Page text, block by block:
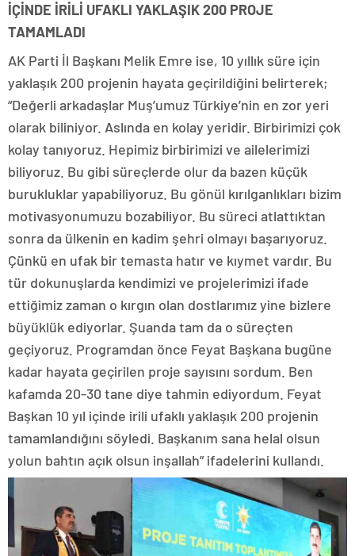
İÇİNDE İRİLİ UFAKLI YAKLAŞIK 200 PROJE
TAMAMLADI
AK Parti İl Başkanı Melik Emre ise, 10 yıllık süre için
yaklaşık 200 projenin hayata geçirildiğini belirterek;
“Değerli arkadaşlar Muş’umuz Türkiye’nin en zor yeri
olarak biliniyor. Aslında en kolay yeridir. Birbirimizi çok
kolay tanıyoruz. Hepimiz birbirimizi ve ailelerimizi
biliyoruz. Bu gibi süreçlerde olur da bazen küçük
burukluklar yapabiliyoruz. Bu gönül kırılganlıkları bizim
motivasyonumuzu bozabiliyor. Bu süreci atlattıktan
sonra da ülkenin en kadim şehri olmayı başarıyoruz.
Çünkü en ufak bir temasta hatır ve kıymet vardır. Bu
tür dokunuşlarda kendimizi ve projelerimizi ifade
ettiğimiz zaman o kırgın olan dostlarımız yine bizlere
büyüklük ediyorlar. Şuanda tam da o süreçten
geçiyoruz. Programdan önce Feyat Başkana bugüne
kadar hayata geçirilen proje sayısını sordum. Ben
kafamda 20-30 tane diye tahmin ediyordum. Feyat
Başkan 10 yıl içinde irili ufaklı yaklaşık 200 projenin
tamamlandığını söyledi. Başkanım sana helal olsun
yolun bahtın açık olsun inşallah” ifadelerini kullandı.